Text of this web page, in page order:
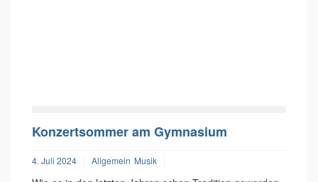
Konzertsommer am Gymnasium
4. Juli 2024 Allgemein Musik